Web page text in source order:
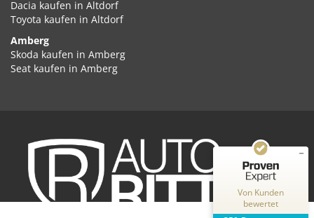
Dacia kaufen in Altdorf
Toyota kaufen in Altdorf
Amberg
Skoda kaufen in Amberg
Seat kaufen in Amberg
Hyundai kaufen in Amberg
Opel kaufen in Amberg
Peugeot kaufen in Amberg
Ford kaufen in Amberg
BMW kaufen in Amberg
Von Kunden
bewertet
2
Bewertungen auf
ProvenExpert.com
Bewertungen von
2 anderen Quellen
Blick aufs ProvenExpert-Profil werfen